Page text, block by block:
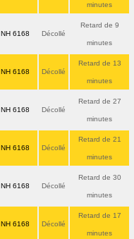
minutes
NH 6168 Décollé
Retard de 9
minutes
NH 6168 Décollé
Retard de 13
minutes
NH 6168 Décollé
Retard de 27
minutes
NH 6168 Décollé
Retard de 21
minutes
NH 6168 Décollé
Retard de 30
minutes
NH 6168 Décollé
Retard de 17
minutes